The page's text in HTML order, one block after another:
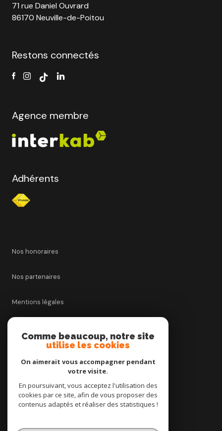
71 rue Daniel Ouvrard
86170 Neuville-de-Poitou
Restons connectés
Agence membre
Adhérents
Nos honoraires
Nos partenaires
Mentions légales
© 2026 | Tous droits réservés
Comme beaucoup, notre site
utilise les cookies
On aimerait vous accompagner pendant
votre visite.
En poursuivant, vous acceptez l'utilisation des
cookies par ce site, afin de vous proposer des
contenus adaptés et réaliser des statistiques !